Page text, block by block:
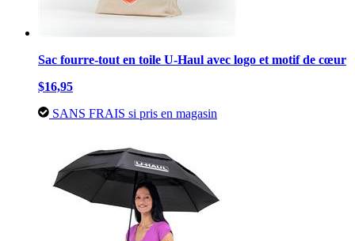
Sac fourre-tout en toile U-Haul avec logo et motif de cœur
$16,95
SANS FRAIS si pris en magasin